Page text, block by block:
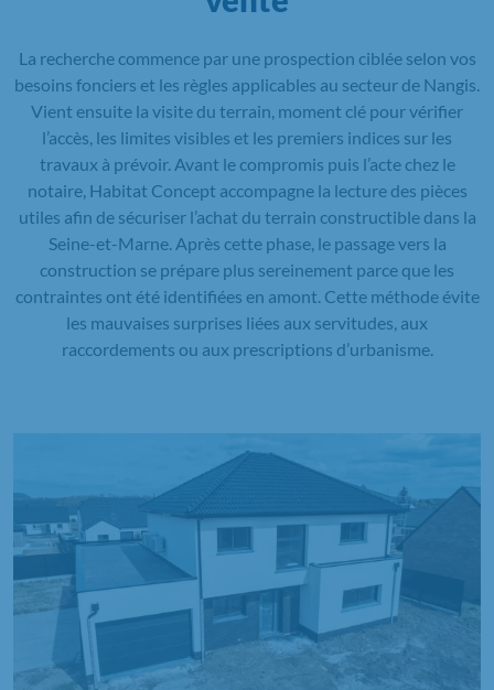
La recherche commence par une prospection ciblée selon vos
besoins fonciers et les règles applicables au secteur de Nangis.
Vient ensuite la visite du terrain, moment clé pour vérifier
l’accès, les limites visibles et les premiers indices sur les
travaux à prévoir. Avant le compromis puis l’acte chez le
notaire, Habitat Concept accompagne la lecture des pièces
utiles afin de sécuriser l’achat du terrain constructible dans la
Seine-et-Marne. Après cette phase, le passage vers la
construction se prépare plus sereinement parce que les
contraintes ont été identifiées en amont. Cette méthode évite
les mauvaises surprises liées aux servitudes, aux
raccordements ou aux prescriptions d’urbanisme.